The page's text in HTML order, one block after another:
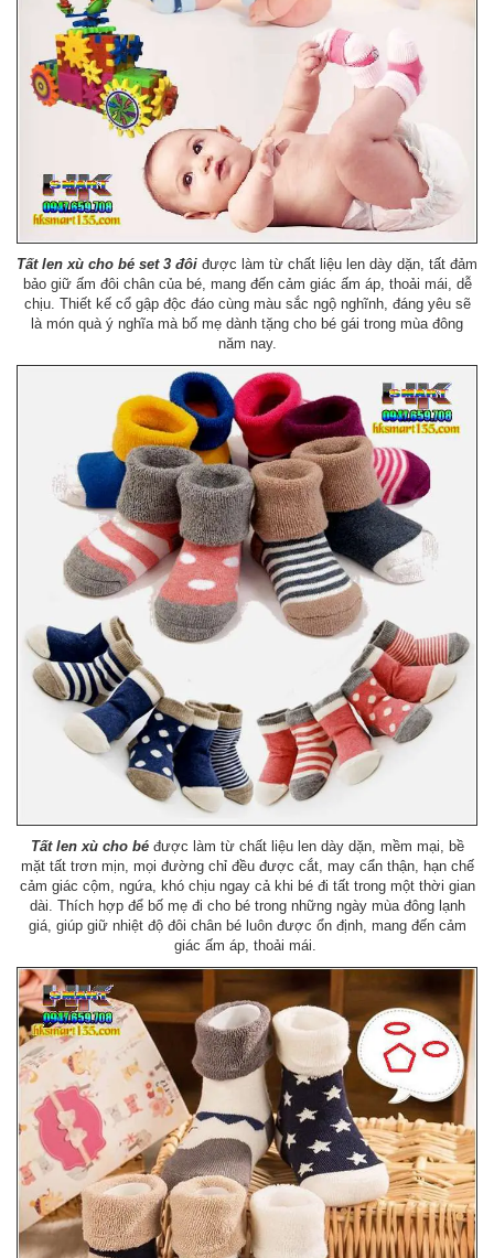
Tất len xù cho bé set 3 đôi được làm từ chất liệu len dày dặn, tất đảm
bảo giữ ấm đôi chân của bé, mang đến cảm giác ấm áp, thoải mái, dễ
chịu. Thiết kế cổ gập độc đáo cùng màu sắc ngộ nghĩnh, đáng yêu sẽ
là món quà ý nghĩa mà bố mẹ dành tặng cho bé gái trong mùa đông
năm nay.
Tất len xù cho béđược làm từ chất liệu len dày dặn, mềm mại, bề
mặt tất trơn mịn, mọi đường chỉ đều được cắt, may cẩn thận, hạn chế
cảm giác cộm, ngứa, khó chịu ngay cả khi bé đi tất trong một thời gian
dài. Thích hợp để bố mẹ đi cho bé trong những ngày mùa đông lạnh
giá, giúp giữ nhiệt độ đôi chân bé luôn được ổn định, mang đến cảm
giác ấm áp, thoải mái.